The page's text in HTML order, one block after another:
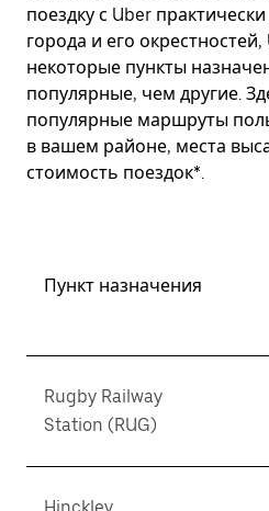
поездку с Uber
города и его
некоторые пункты
популярные, чем другие.
популярные маршруты
в вашем районе, места
стоимость поездок*.
Пункт назначения
Rugby Railway
Station (RUG)